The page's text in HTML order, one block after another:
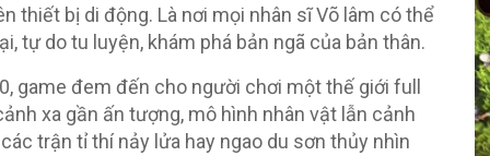
thiết bị di động. Là nơi mọi nhân sĩ Võ lâm có thể
tự do tu luyện, khám phá bản ngã của bản thân.
game đem đến cho người chơi một thế giới full
xa gần ấn tượng, mô hình nhân vật lẫn cảnh
trận tỉ thí nảy lửa hay ngao du sơn thủy nhìn